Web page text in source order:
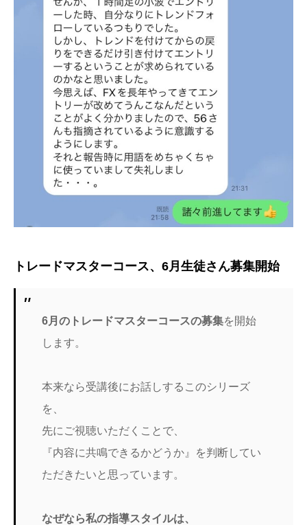
トレードマスターコース、6月生徒さん募集開始
6月のトレードマスターコースの募集を開始
します。
本来なら受講後にお話しするこのシリーズ
を、
先にご視聴いただくことで、
『内容に共鳴できるかどうか』を判断してい
ただきたいと思っています。
なぜなら私の指導スタイルは、